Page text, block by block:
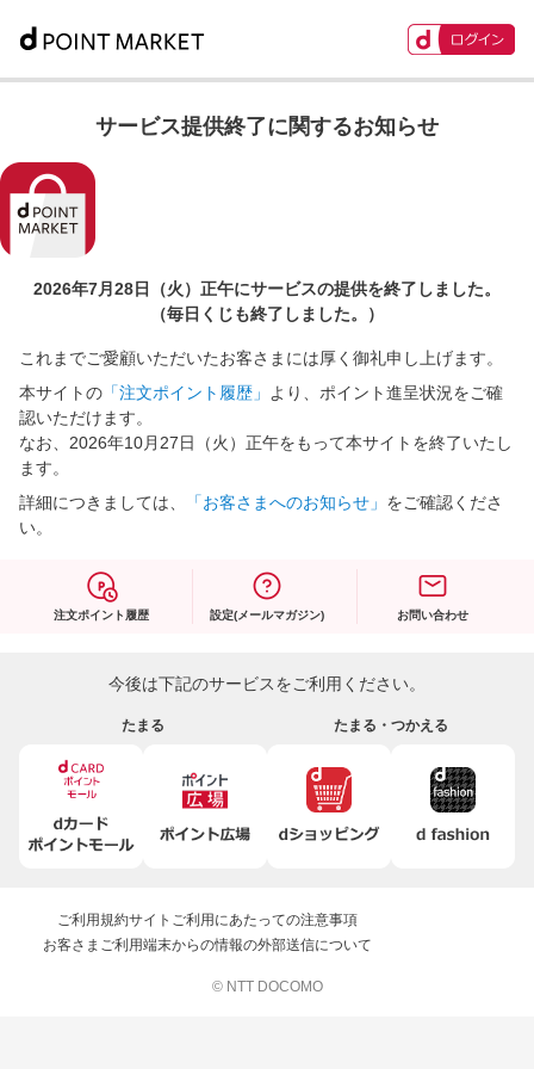
サービス提供終了に関するお知らせ
2026年7月28日（火）正午にサービスの提供を終了しました。
（毎日くじも終了しました。）
これまでご愛顧いただいたお客さまには厚く御礼申し上げます。
本サイトの 「注文ポイント履歴」
より、ポイント進呈状況をご確
認いただけます。
なお、2026年10月27日（火）正午をもって本サイトを終了いたし
ます。
詳細につきましては、
「お客さまへのお知らせ」 をご確認くださ
い。
注文ポイント履歴 設定(メールマガジン) お問い合わせ
今後は下記のサービスをご利用ください。
たまる たまる・つかえる
ご利用規約サイトご利用にあたっての注意事項
お客さまご利用端末からの情報の外部送信について
© NTT DOCOMO